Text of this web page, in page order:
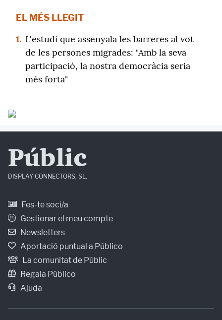
EL MÉS LLEGIT
1. L'estudi que assenyala les barreres al vot
de les persones migrades: "Amb la seva
participació, la nostra democràcia seria
més forta"
Públic
DISPLAY CONNECTORS, SL.
Fes-te soci/a
Gestionar el meu compte
Newsletters
Aportació puntual a Público
La comunitat de Públic
Regala Público
Ajuda